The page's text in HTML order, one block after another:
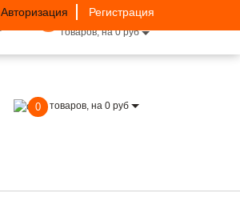
товаров, на 0 руб
Авторизация Регистрация
0 товаров, на 0 руб